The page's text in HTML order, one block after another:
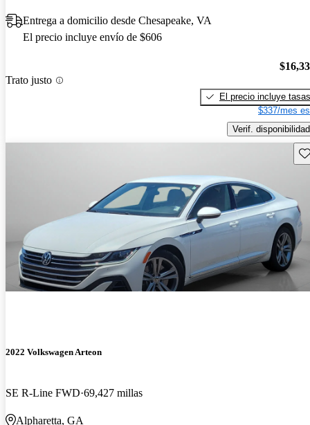
Entrega a domicilio desde Chesapeake, VA
El precio incluye envío de $606
Trato justo
El precio incluye tasas
$337/mes
Verif. disponibilidad
2022 Volkswagen Arteon
SE R-Line FWD 69,427 millas
Alpharetta, GA